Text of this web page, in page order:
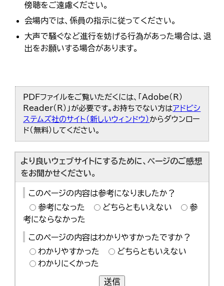
傍聴をご遠慮ください。
会場内では、係員の指示に従ってください。
大声で騒ぐなど進行を妨げる行為があった場合は、退
出をお願いする場合があります。
PDFファイルをご覧いただくには、「Adobe（R）
Reader（R）」が必要です。お持ちでない方はアドビシ
ステムズ社のサイト（新しいウィンドウ） からダウンロー
ド（無料）してください。
より良いウェブサイトにするために、ページのご感想
をお聞かせください。
このページの内容は参考になりましたか？
参考になった
どちらともいえない
参
考にならなかった
このページの内容はわかりやすかったですか？
わかりやすかった
どちらともいえない
わかりにくかった
送信